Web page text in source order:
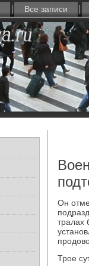
Все записи
Он
тралах
Трое